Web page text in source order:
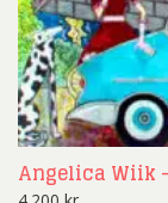
Angelica Wiik